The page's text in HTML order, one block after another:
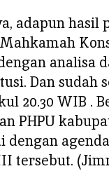
adapun hasil
analisa
Dan sudah
20.30 WIB .
PHPU
dengan
tersebut.